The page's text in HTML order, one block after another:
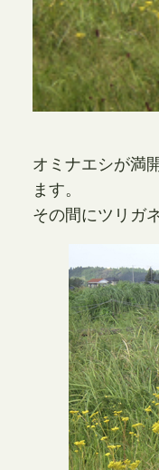
オミナエシが満
ます。
その間にツリガ